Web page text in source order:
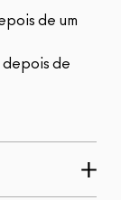
de um
depois de